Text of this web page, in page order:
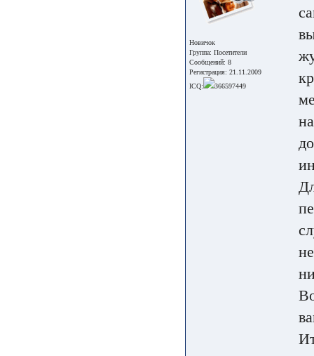
Новичок
Группа: Посетители
Сообщений: 8
Регистрация: 21.11.2009
ICQ:
366597449